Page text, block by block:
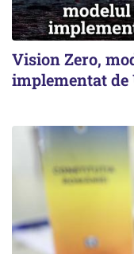
Vision Zero,
implementat de